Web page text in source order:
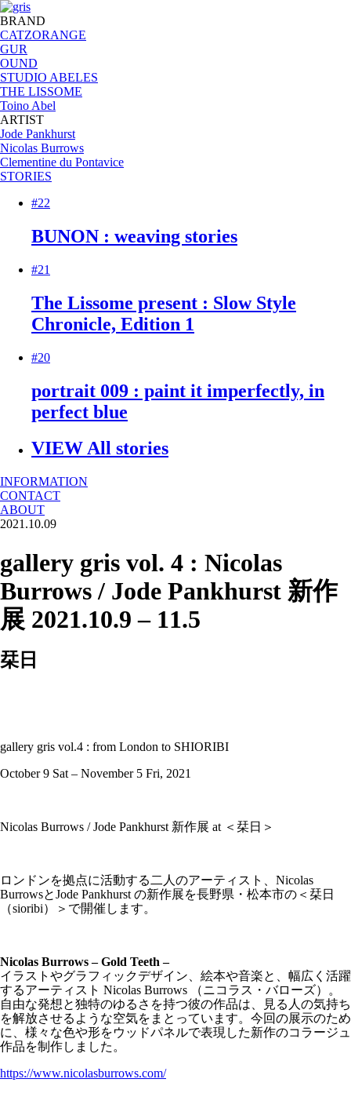
BRAND
CATZORANGE
GUR
OUND
STUDIO ABELES
THE LISSOME
Toino Abel
ARTIST
Jode Pankhurst
Nicolas Burrows
Clementine du Pontavice
STORIES
#22
BUNON : weaving stories
#21
The Lissome present : Slow Style
Chronicle, Edition 1
#20
portrait 009 : paint it imperfectly, in
perfect blue
VIEW All stories
INFORMATION
CONTACT
ABOUT
2021.10.09
gallery gris vol. 4 : Nicolas
Burrows / Jode Pankhurst 新作
展 2021.10.9 – 11.5
栞日
gallery gris vol.4 : from London to SHIORIBI
October 9 Sat – November 5 Fri, 2021
Nicolas Burrows / Jode Pankhurst 新作展 at ＜栞日＞
ロンドンを拠点に活動する二人のアーティスト、Nicolas
BurrowsとJode Pankhurst の新作展を長野県・松本市の＜栞日
（sioribi）＞で開催します。
Nicolas Burrows – Gold Teeth –
イラストやグラフィックデザイン、絵本や音楽と、幅広く活躍
するアーティスト Nicolas Burrows （ニコラス・バローズ）。
自由な発想と独特のゆるさを持つ彼の作品は、見る人の気持ち
を解放させるような空気をまとっています。今回の展示のため
に、様々な色や形をウッドパネルで表現した新作のコラージュ
作品を制作しました。
https://www.nicolasburrows.com/